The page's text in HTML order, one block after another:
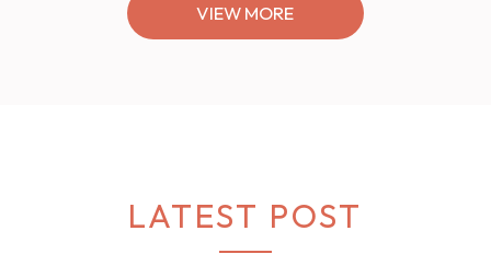
VIEW MORE
LATEST POST